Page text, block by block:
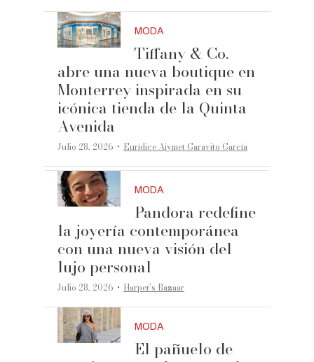
MODA
Tiffany & Co.
abre una nueva boutique en
Monterrey inspirada en su
icónica tienda de la Quinta
Avenida
Julio 28, 2026 ·Eurídice Aiymet Garavito García
MODA
Pandora redefine
la joyería contemporánea
con una nueva visión del
lujo personal
Julio 28, 2026 ·Harper’s Bazaar
MODA
El pañuelo de